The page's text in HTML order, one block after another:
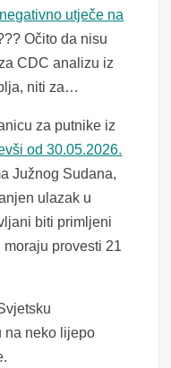
utječe na
Očito da nisu
CDC analizu iz
niti za…
za putnike iz
od 30.05.2026.
Južnog Sudana,
ulazak u
biti primljeni
provesti 21
na neko lijepo